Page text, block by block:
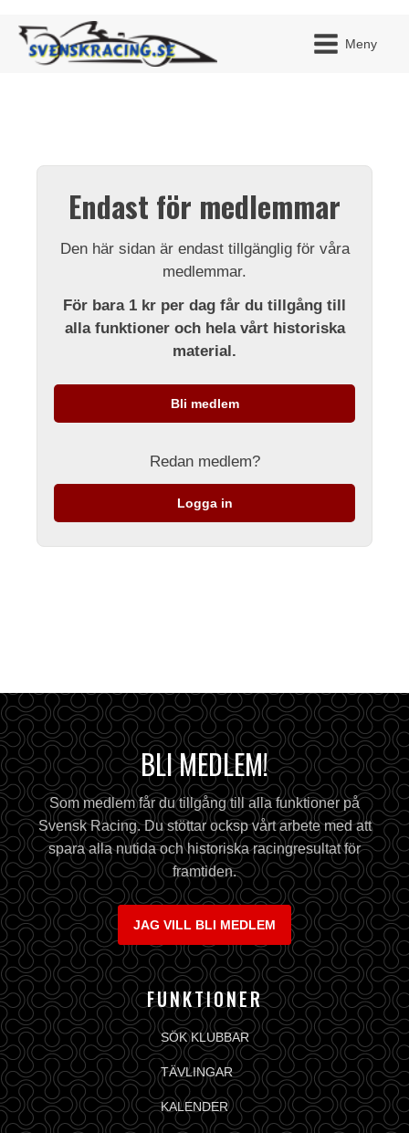
Meny
Endast för medlemmar
Den här sidan är endast tillgänglig för våra
medlemmar.
För bara 1 kr per dag får du tillgång till
alla funktioner och hela vårt historiska
material.
Bli medlem
Redan medlem?
Logga in
BLI MEDLEM!
Som medlem får du tillgång till alla funktioner på
Svensk Racing. Du stöttar ocksp vårt arbete med att
spara alla nutida och historiska racingresultat för
framtiden.
JAG VILL BLI MEDLEM
FUNKTIONER
SÖK KLUBBAR
TÄVLINGAR
KALENDER